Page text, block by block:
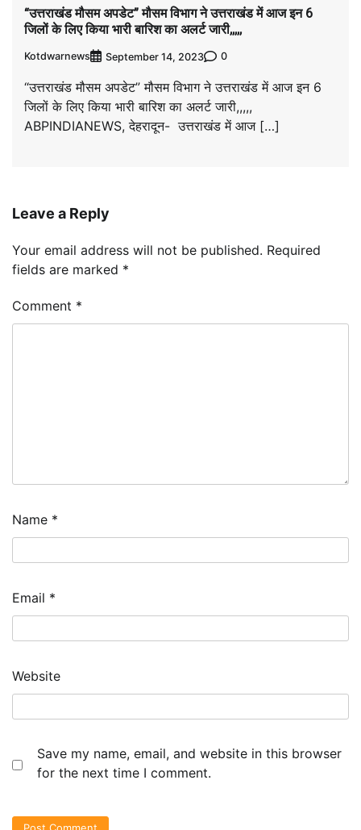
“उत्तराखंड मौसम अपडेट” मौसम विभाग ने उत्तराखंड में आज इन 6
जिलों के लिए किया भारी बारिश का अलर्ट जारी,,,,,
Kotdwarnews September 14, 2023 0
“उत्तराखंड मौसम अपडेट” मौसम विभाग ने उत्तराखंड में आज इन 6
जिलों के लिए किया भारी बारिश का अलर्ट जारी,,,,,
ABPINDIANEWS, देहरादून- उत्तराखंड में आज […]
Leave a Reply
Your email address will not be published. Required
fields are marked *
Comment *
Name *
Email *
Website
Save my name, email, and website in this browser
for the next time I comment.